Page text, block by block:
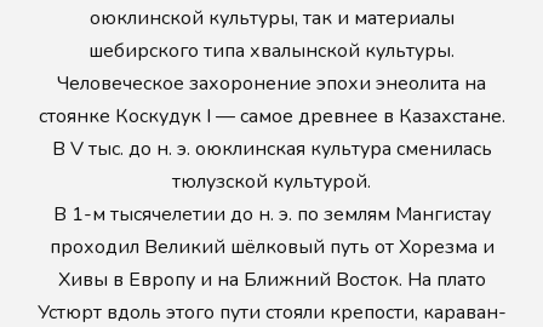
оюклинской культуры, так и материалы
шебирского типа хвалынской культуры.
Человеческое захоронение эпохи энеолита на
стоянке Коскудук І — самое древнее в Казахстане.
В V тыс. до н. э. оюклинская культура сменилась
тюлузской культурой.
В 1-м тысячелетии до н. э. по землям Мангистау
проходил Великий шёлковый путь от Хорезма и
Хивы в Европу и на Ближний Восток. На плато
Устюрт вдоль этого пути стояли крепости, караван-